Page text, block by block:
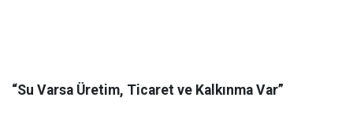
“Su Varsa Üretim, Ticaret ve Kalkınma Var”